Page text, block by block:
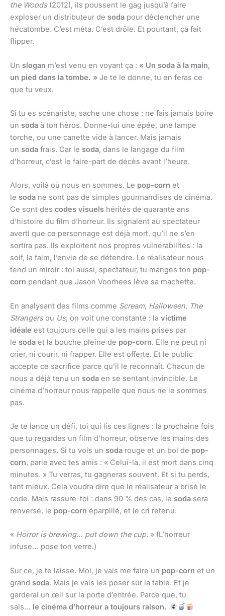
the Woods(2012), ils poussent le gag jusqu’à faire
exploser un distributeur de soda pour déclencher une
hécatombe. C’est méta. C’est drôle. Et pourtant, ça fait
flipper.
Un slogan m’est venu en voyant ça : « Un soda à la main,
un pied dans la tombe. » Je te le donne, tu en feras ce
que tu veux.
Si tu es scénariste, sache une chose : ne fais jamais boire
un soda à ton héros. Donne-lui une épée, une lampe
torche, ou une canette vide à lancer. Mais jamais
un soda frais. Car le soda, dans le langage du film
d’horreur, c’est le faire-part de décès avant l’heure.
Alors, voilà où nous en sommes. Le pop-corn et
le soda ne sont pas de simples gourmandises de cinéma.
Ce sont des codes visuels hérités de quarante ans
d’histoire du film d’horreur. Ils signalent au spectateur
averti que ce personnage est déjà mort, qu’il ne s’en
sortira pas. Ils exploitent nos propres vulnérabilités : la
soif, la faim, l’envie de se détendre. Le réalisateur nous
tend un miroir : toi aussi, spectateur, tu manges ton pop-
corn pendant que Jason Voorhees lève sa machette.
En analysant des films comme Scream, Halloween, The
Strangersou Us, on voit une constante : la victime
idéale est toujours celle qui a les mains prises par
le soda et la bouche pleine de pop-corn. Elle ne peut ni
crier, ni courir, ni frapper. Elle est offerte. Et le public
accepte ce sacrifice parce qu’il le reconnaît. Chacun de
nous a déjà tenu un soda en se sentant invincible. Le
cinéma d’horreur nous rappelle que nous ne le sommes
pas.
Je te lance un défi, toi qui lis ces lignes : la prochaine fois
que tu regardes un film d’horreur, observe les mains des
personnages. Si tu vois un soda rouge et un bol de pop-
corn, parie avec tes amis : « Celui-là, il est mort dans cinq
minutes. » Tu verras, tu gagneras souvent. Et si tu perds,
tant mieux. Cela voudra dire que le réalisateur a brisé le
code. Mais rassure-toi : dans 90 % des cas, le soda sera
renversé, le pop-corn éparpillé, et le cri retenu.
« Horror is brewing… put down the cup. » (L’horreur
infuse… pose ton verre.)
Sur ce, je te laisse. Moi, je vais me faire un pop-corn et un
grand soda. Mais je vais les poser sur la table. Et je
garderai un œil sur la porte d’entrée. Parce que, tu
sais… le cinéma d’horreur a toujours raison.